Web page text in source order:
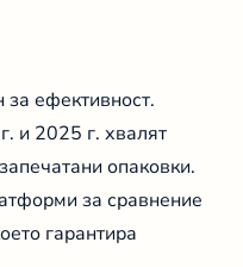
ефективност.
и 2025 г. хвалят
опаковки.
за сравнение
гарантира